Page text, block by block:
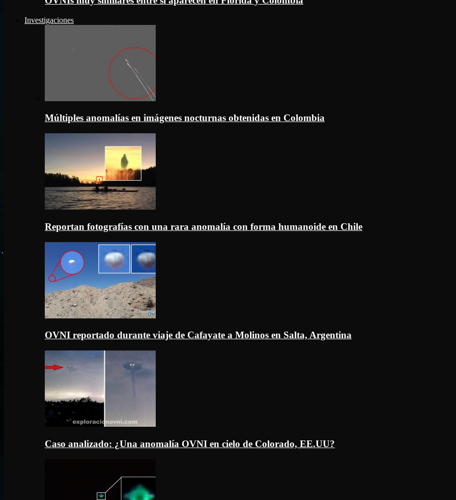
Investigaciones
Múltiples anomalías en imágenes nocturnas obtenidas en Colombia
Reportan fotografías con una rara anomalía con forma humanoide en Chile
OVNI reportado durante viaje de Cafayate a Molinos en Salta, Argentina
Caso analizado: ¿Una anomalía OVNI en cielo de Colorado, EE.UU?